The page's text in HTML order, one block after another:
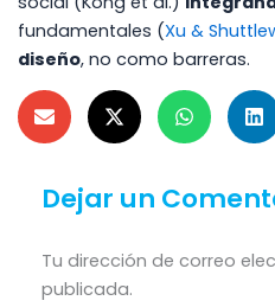
fundamentales (Xu &
diseño, no como barreras.
Dejar un
Tu dirección de correo
publicada.